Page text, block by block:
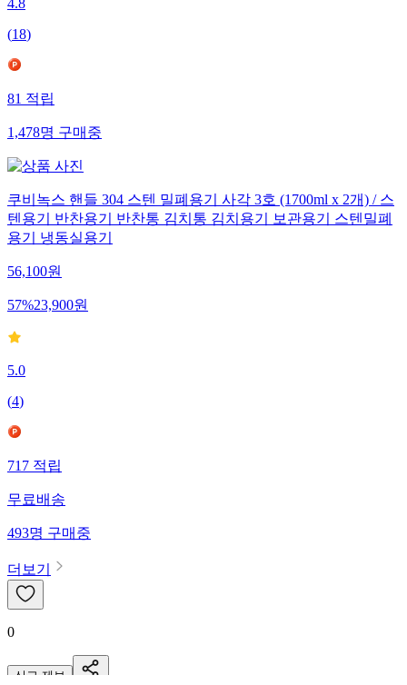
4.8
(18)
81적립
1,478명구매중
쿠비녹스 핸들 304 스텐 밀폐용기 사각 3호 (1700ml x 2개) / 스
텐용기 반찬용기 반찬통 김치통 김치용기 보관용기 스텐밀폐
용기 냉동실용기
56,100원
57%23,900원
5.0
(4)
717적립
무료배송
493명구매중
더보기
0